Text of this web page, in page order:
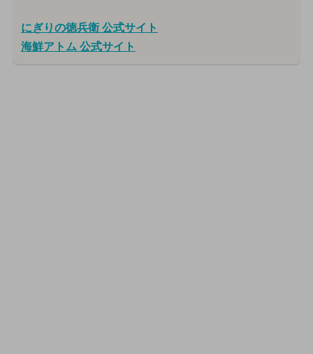
にぎりの徳兵衛 公式サイト
海鮮アトム 公式サイト